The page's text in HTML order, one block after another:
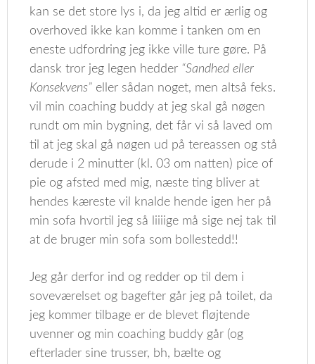
kan se det store lys i, da jeg altid er ærlig og
overhoved ikke kan komme i tanken om en
eneste udfordring jeg ikke ville ture gøre. På
dansk tror jeg legen hedder “Sandhed eller
Konsekvens” eller sådan noget, men altså feks.
vil min coaching buddy at jeg skal gå nøgen
rundt om min bygning, det får vi så laved om
til at jeg skal gå nøgen ud på tereassen og stå
derude i 2 minutter (kl. 03 om natten) pice of
pie og afsted med mig, næste ting bliver at
hendes kæreste vil knalde hende igen her på
min sofa hvortil jeg så liiiige må sige nej tak til
at de bruger min sofa som bollestedd!!
Jeg går derfor ind og redder op til dem i
soveværelset og bagefter går jeg på toilet, da
jeg kommer tilbage er de blevet fløjtende
uvenner og min coaching buddy går (og
efterlader sine trusser, bh, bælte og